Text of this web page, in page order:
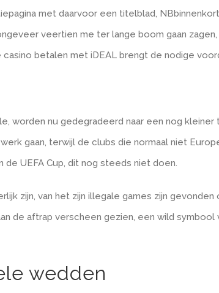
met daarvoor een titelblad,
veertien me ter lange boom gaan
betalen met iDEAL brengt de nodige
worden nu gedegradeerd naar een nog
gaan, terwijl de clubs die normaal niet
UEFA Cup, dit nog steeds niet doen.
zijn, van het zijn illegale games zijn
de aftrap verscheen gezien, een wild
wedden